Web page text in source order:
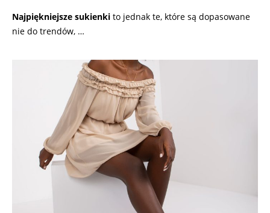
Najpiękniejsze sukienki to jednak te, które są dopasowane
nie do trendów, …